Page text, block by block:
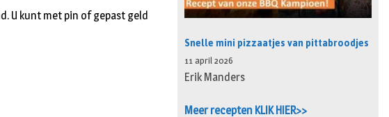
U kunt met pin of gepast geld
Snelle mini pizzaatjes van pittabroodjes
11 april 2026
Erik Manders
Meer recepten KLIK HIER>>